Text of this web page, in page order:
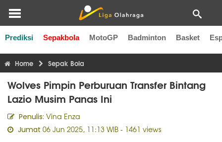
Prediksi Sepakbola MotoGP Badminton Basket
Liga Inggris Liga Italia Liga Spanyol Liga Perancis
Home Sepak Bola
Wolves Pimpin Perburuan Transfer Bintang
Lazio Musim Panas Ini
Penulis: Vina Enza
Jumat 06 Jun 2025, 11:13 WIB - 1461 views